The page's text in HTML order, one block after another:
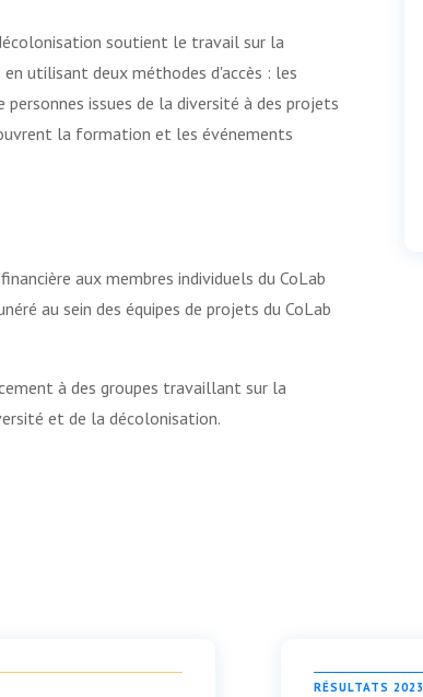
soutient le travail sur la
utilisant deux méthodes d'accès : les
issues de la diversité à des projets
la formation et les événements
aux membres individuels du CoLab
au sein des équipes de projets du CoLab
à des groupes travaillant sur la
et de la décolonisation.
RÉSULTATS 2023